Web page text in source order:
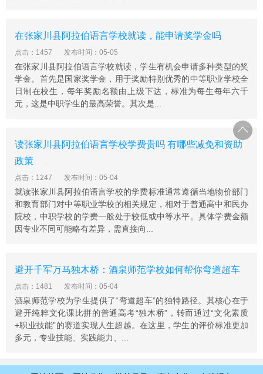
在张家川县阿拉伯语言学校就读，能申请奖学金吗
点击：1457 发布时间：05-05
在张家川县阿拉伯语言学校就读，学生有机会申请多种类型的奖
学金。首先是国家奖学金，用于奖励特别优秀的中等职业学校全
日制在校生，每年奖励名额由上级下达，标准为每生每年六千
元，这是中职学生的最高荣誉。其次是...
读张家川县阿拉伯语言学校学费贵吗 有哪些减免和资助
政策
点击：1247 发布时间：05-04
就读张家川县阿拉伯语言学校的学费标准通常遵循当地物价部门
和教育部门对中等职业学校的相关规定，相对于普通高中和民办
院校，中职学校的学费一般处于较低或中等水平。具体学费金额
因专业不同可能略有差异，需直接向...
避开千军万马独木桥：酒泉师范学校如何帮你弯道超车
点击：1481 发布时间：05-04
酒泉师范学校为学生提供了“弯道超车”的独特路径。其核心在于
避开纯粹文化课比拼的普通高考“独木桥”，转而通过“文化素质
+职业技能”的赛道实现人生超越。在这里，学生的评价标准更加
多元，专业技能、实践能力、...